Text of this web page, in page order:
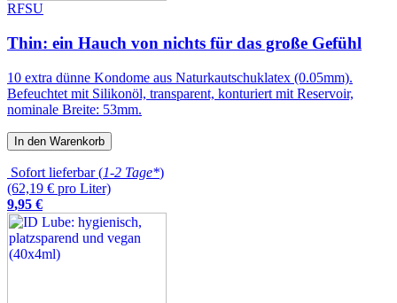
RFSU
Thin: ein Hauch von nichts für das große Gefühl
10 extra dünne Kondome aus Naturkautschuklatex (0.05mm).
Befeuchtet mit Silikonöl, transparent, konturiert mit Reservoir,
nominale Breite: 53mm.
In den Warenkorb
Sofort lieferbar (1-2 Tage*)
(62,19 € pro Liter)
9,95 €